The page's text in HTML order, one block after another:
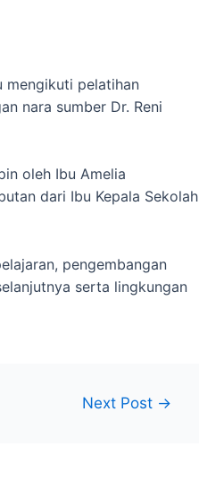
mengikuti pelatihan
nara sumber Dr. Reni
oleh Ibu Amelia
dari Ibu Kepala Sekolah
pengembangan
serta lingkungan
Next Post →